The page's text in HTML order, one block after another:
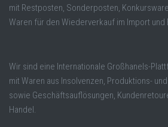
mit Restposten, Sonderposten,
Waren für den Wiederverkauf im Import und
Wir sind eine Internationale Großhanels-
mit Waren aus Insolvenzen, Produktions-
sowie Geschäftsauflösungen,
Handel.